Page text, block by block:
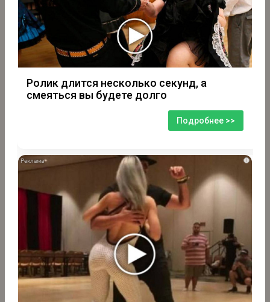
Ролик длится несколько секунд, а
смеяться вы будете долго
Подробнее >>
i